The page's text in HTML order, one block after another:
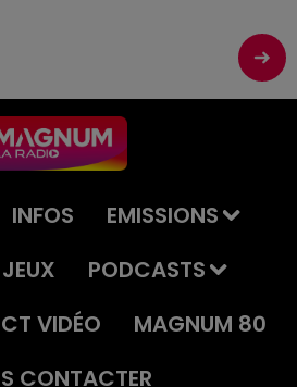
INFOS
EMISSIONS
JEUX
PODCASTS
VIDÉO
MAGNUM 80
CONTACTER